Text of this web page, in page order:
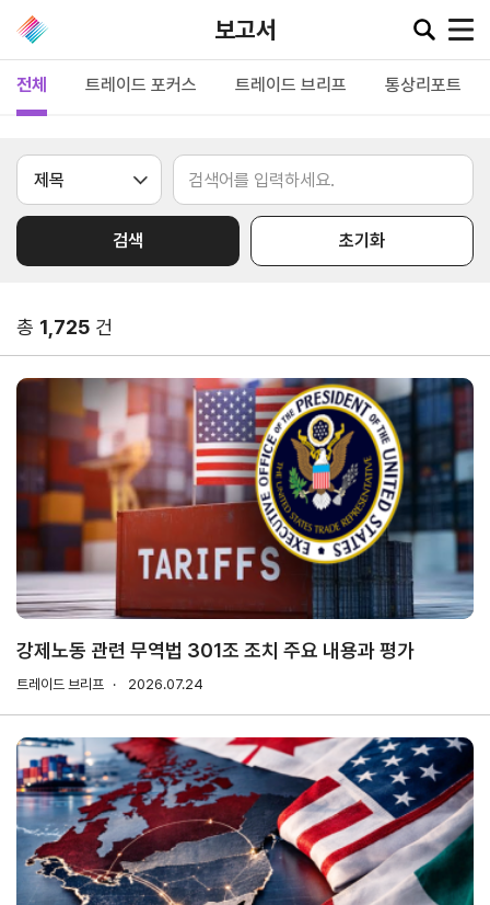
보고서
공지·뉴스
협회소
공지사항
포토뉴스
입찰공고
무역동
향
무역뉴스
해외시장동향
유관기관소식
환율/
원자재
동향
원자재
시장
정보
KITA
연구·통계·관세
국제무
역통상
연구원
소개
소부장산업
공급망센터
통상뉴스
수입규제
무역통
계
국내통계
해외통계
IMF
세계통계
관세/
비관세
FAQ
전체 트레이드 포커스 트레이드 브리프 통상리포트
검색 초기화
총 1,725 건
강제노동 관련 무역법 301조 조치 주요 내용과 평가
트레이드 브리프 2026.07.24